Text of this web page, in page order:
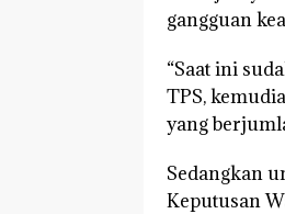
gangguan
“Saat ini
TPS,
yang
Sedangkan
Keputusan